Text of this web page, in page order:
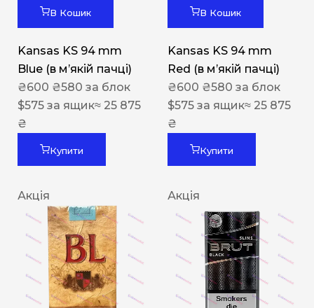
В Кошик
Kansas KS 94 mm
Blue (в мʼякій пачці)
₴600 ₴580 за блок
$575 за ящик≈ 25 875
₴
Купити
В Кошик
Kansas KS 94 mm
Red (в мʼякій пачці)
₴600 ₴580 за блок
$575 за ящик≈ 25 875
₴
Купити
Акція Акція